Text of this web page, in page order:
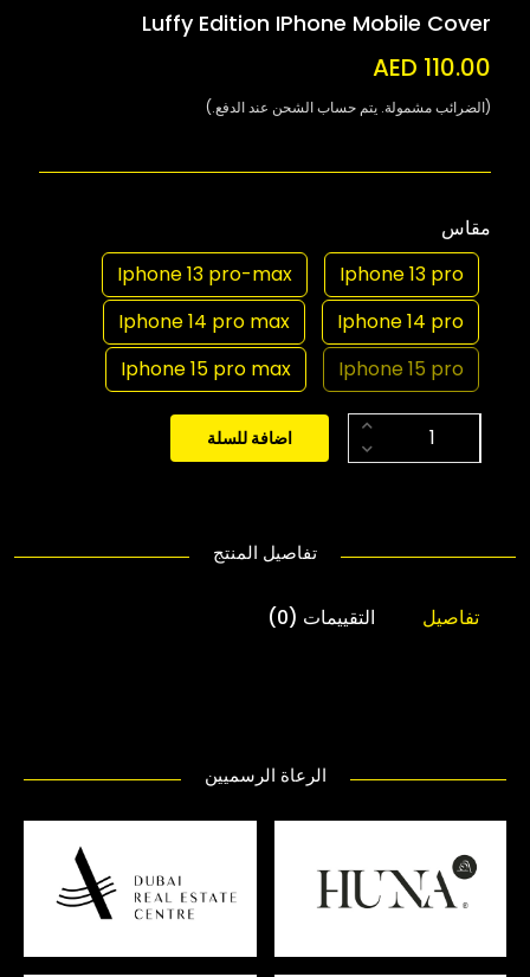
Luffy Edition IPhone Mobile Cover
AED 110.00
(الضرائب مشمولة. يتم حساب الشحن عند الدفع.)
مقاس
Iphone 13 pro
Iphone 13 pro-max
Iphone 14 pro
Iphone 14 pro max
Iphone 15 pro
Iphone 15 pro max
اضافة للسلة
تفاصيل المنتج
تفاصيل التقييمات (0)
الرعاة الرسميين